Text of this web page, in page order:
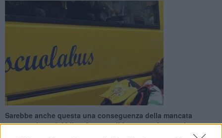
Sarebbe anche questa una conseguenza della mancata
approvazione del bilancio consolidato 2016, legata ai